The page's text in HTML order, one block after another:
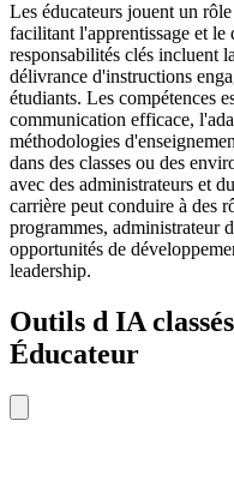
Les éducateurs jouent un
facilitant l'apprentissage et le
responsabilités clés incluent
délivrance d'instructions
étudiants. Les compétences
communication efficace,
méthodologies
dans des classes ou des
avec des administrateurs et
carrière peut conduire à des
programmes, administrateur
opportunités de
leadership.
Outils d IA
Éducateur